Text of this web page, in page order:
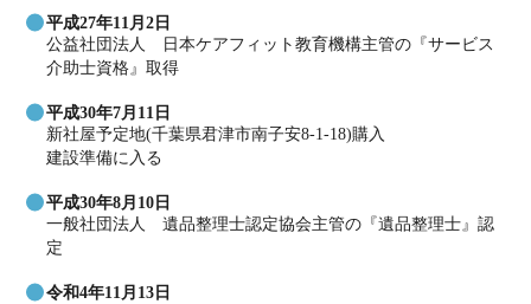
平成27年11月2日
公益社団法人 日本ケアフィット教育機構主管の『サービス
介助士資格』取得
平成30年7月11日
新社屋予定地(千葉県君津市南子安8-1-18)購入
建設準備に入る
平成30年8月10日
一般社団法人 遺品整理士認定協会主管の『遺品整理士』認
定
令和4年11月13日